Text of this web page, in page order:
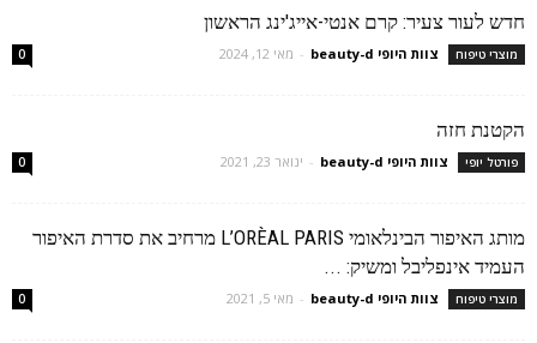
חדש לעור צעיר: קרם אנטי-אייג'ינג הראשון
מוצרי טיפוח צוות היופי beauty-d - מאי 12, 2024 0
הקטנת חזה
פורטל יופי צוות היופי beauty-d - ינואר 23, 2021 0
מותג האיפור הבינלאומי L’ORÈAL PARIS מרחיב את סדרת האיפור
העמיד אינפליבל ומשיק: ...
מוצרי טיפוח צוות היופי beauty-d - מאי 5, 2021 0